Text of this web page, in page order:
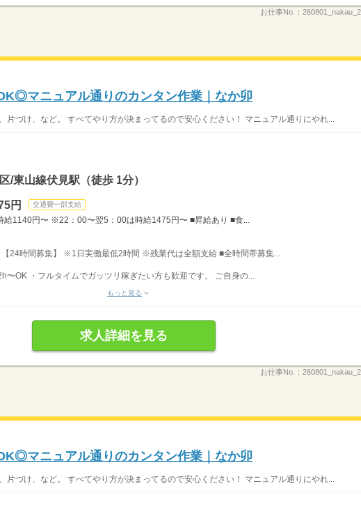
お仕事No.：
マニュアル通りのカンタン作業｜なか卯
片づけ、など。 すべてやり方が決まってるので安心ください！ マニュアル通りにやれ...
/東山線伏見駅（徒歩 1分）
円 交通費一部支給
給1140円〜 ※22：00〜翌5：00は時給1475円〜 ■昇給あり ■食...
24時間募集】 ※1日実働最低2時間 ※残業代は全額支給 ■全時間帯募集...
〜OK ・フルタイムでガッツリ稼ぎたい方も歓迎です。 ご自身の...
もっと見る
求人詳細を見る
お仕事No.：
マニュアル通りのカンタン作業｜なか卯
片づけ、など。 すべてやり方が決まってるので安心ください！ マニュアル通りにやれ...